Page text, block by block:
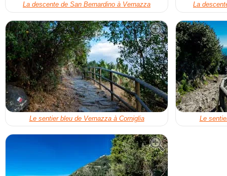
La descente de San Bernardino à Vernazza La
Le sentier bleu de Vernazza à Corniglia Le